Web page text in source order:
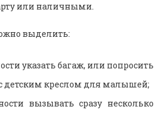
или наличными.
выделить:
указать багаж, или попросить
детским креслом для малышей;
вызывать сразу несколько